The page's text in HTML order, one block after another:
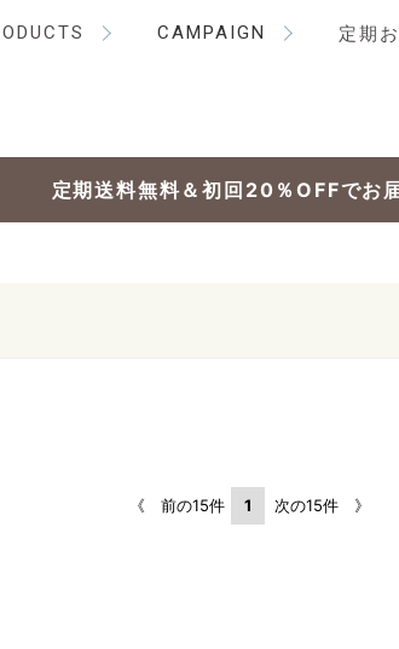
CAMPAIGN 定期
定期送料無料＆初回20％OFFでお
《 前の15件 1 次の15件 》